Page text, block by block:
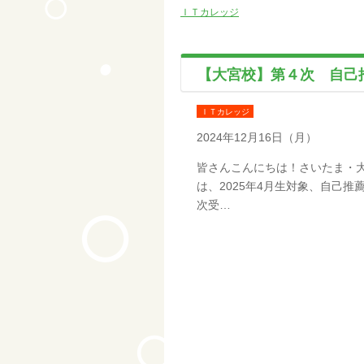
ＩＴカレッジ
【大宮校】第４次 自己
ＩＴカレッジ
2024年12月16日（月）
皆さんこんにちは！さいたま・
は、2025年4月生対象、自己推
次受…